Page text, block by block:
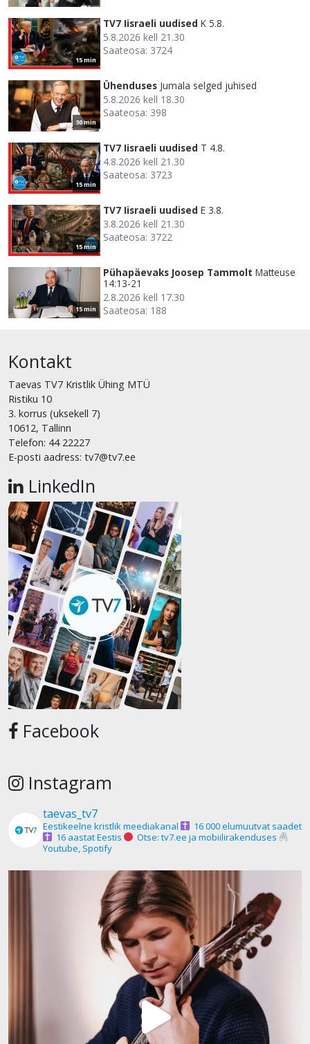
15 min
TV7 Iisraeli uudised K 5.8.
5.8.2026 kell 21.30
Saateosa: 3724
30 min
Ühenduses Jumala selged juhised
5.8.2026 kell 18.30
Saateosa: 398
15 min
TV7 Iisraeli uudised T 4.8.
4.8.2026 kell 21.30
Saateosa: 3723
15 min
TV7 Iisraeli uudised E 3.8.
3.8.2026 kell 21.30
Saateosa: 3722
15 min
Pühapäevaks Joosep Tammolt Matteuse
14:13-21
2.8.2026 kell 17.30
Saateosa: 188
Kontakt
Taevas TV7 Kristlik Ühing MTÜ
Ristiku 10
3. korrus (uksekell 7)
10612, Tallinn
Telefon: 44 22227
E-posti aadress: tv7@tv7.ee
LinkedIn
Facebook
Instagram
taevas_tv7
Eestikeelne kristlik meediakanal
16 000 elumuutvat saadet
16 aastat Eestis
Otse: tv7.ee ja mobiilirakenduses
Youtube, Spotify